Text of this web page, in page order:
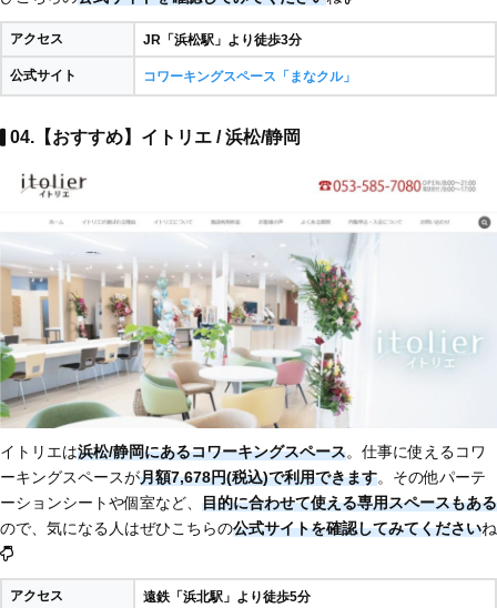
アクセス JR「浜松駅」より徒歩3分
公式サイト コワーキングスペース「まなクル」
04.【おすすめ】イトリエ / 浜松/静岡
イトリエは浜松/静岡にあるコワーキングスペース。仕事に使えるコワ
ーキングスペースが月額7,678円(税込)で利用できます。その他パーテ
ーションシートや個室など、 目的に合わせて使える専用スペースもある
ので、気になる人はぜひこちらの公式サイトを確認してみてくださいね
アクセス 遠鉄「浜北駅」より徒歩5分